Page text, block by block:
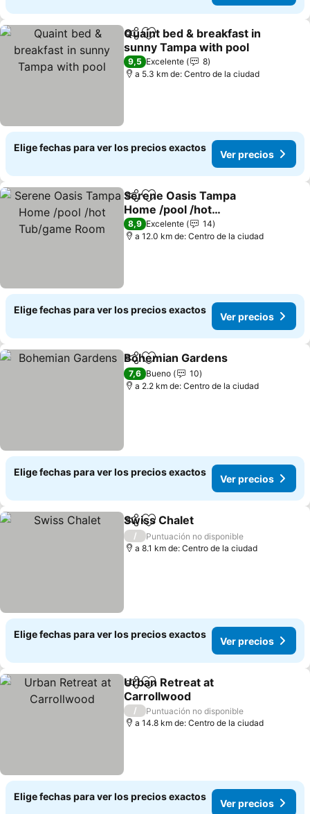
CompartirAgregar a favoritos
Quaint bed & breakfast in
sunny Tampa with pool
9,5 Excelente
8
a 5.3 km de: Centro de la ciudad
Elige fechas para ver los precios exactos
Ver precios
CompartirAgregar a favoritos
Serene Oasis Tampa
Home /pool /hot
Tub/game Room
8,9 Excelente
14
a 12.0 km de: Centro de la ciudad
Elige fechas para ver los precios exactos
Ver precios
CompartirAgregar a favoritos
Bohemian Gardens
7,6 Bueno
10
a 2.2 km de: Centro de la ciudad
Elige fechas para ver los precios exactos
Ver precios
CompartirAgregar a favoritos
Swiss Chalet
/
Puntuación no disponible
a 8.1 km de: Centro de la ciudad
Elige fechas para ver los precios exactos
Ver precios
CompartirAgregar a favoritos
Urban Retreat at
Carrollwood
/
Puntuación no disponible
a 14.8 km de: Centro de la ciudad
Elige fechas para ver los precios exactos
Ver precios